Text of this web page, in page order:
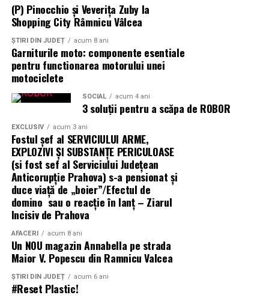
Toate variantele sunt customizabile pe specificul fiecărui proiect.
Aplicații dincolo de șantierele civile
Ocentrală fotovoltaică mobilăeste o soluție multi-funcțională.
Aplicațiile identificate de UZINEX includ:
Șantiere de construcții civile și lucrări edilitare
Echipamente electrice alimentate pe fonduri europene
și PNRR
Operațiuni militare și tabere temporare
Stații mobile de încărcare auto electric
Evenimente outdoor și festivaluri
Operațiuni de ajutor umanitar în zone fără
(P) Pinocchio și Veverița Zuby la
Shopping City Râmnicu Vâlcea
ȘTIRI DIN JUDEȚ acum 8 ani
Garniturile moto: componente esentiale
pentru functionarea motorului unei
motociclete
SOCIAL acum 4 ani
3 soluții pentru a scăpa de ROBOR
EXCLUSIV acum 3 ani
Fostul șef al SERVICIULUI ARME,
EXPLOZIVI ŞI SUBSTANŢE PERICULOASE
(si fost sef al Serviciului Judeţean
Anticorupţie Prahova) s-a pensionat și
duce viață de „boier”/Efectul de
domino sau o reacție în lanț – Ziarul
Incisiv de Prahova
AFACERI acum 8 ani
Un NOU magazin Annabella pe strada
Maior V. Popescu din Ramnicu Valcea
ȘTIRI DIN JUDEȚ acum 6 ani
#Reset Plastic!